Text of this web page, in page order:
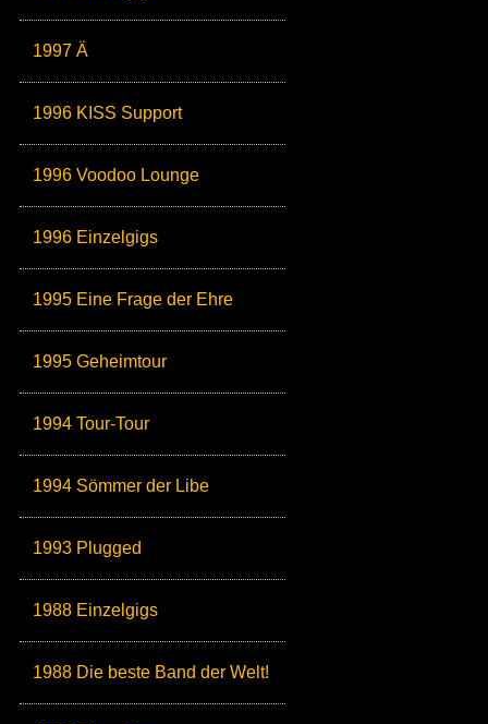
1997 Ä
1996 KISS Support
1996 Voodoo Lounge
1996 Einzelgigs
1995 Eine Frage der Ehre
1995 Geheimtour
1994 Tour-Tour
1994 Sömmer der Libe
1993 Plugged
1988 Einzelgigs
1988 Die beste Band der Welt!